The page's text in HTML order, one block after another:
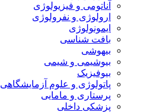
آناتومی و فیزیولوژی
ارولوژی و نفرولوژی
ایمونولوژی
بافت شناسی
بیهوشی
بیوشیمی و شیمی
بیوفیزیک
پاتولوژی و علوم آزمایشگاهی
پرستاری و مامایی
پزشکی داخلی